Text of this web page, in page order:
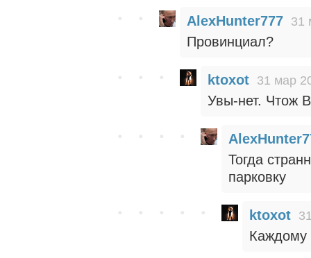
AlexHunter777 31
Провинциал?
ktoxot 31 мар
Увы-нет. Чтож
Тогда
парковку
ktoxot
Каждому